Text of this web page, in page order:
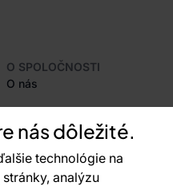
nás dôležité.
technológie na
analýzu
O SPOLOČNOSTI
O nás